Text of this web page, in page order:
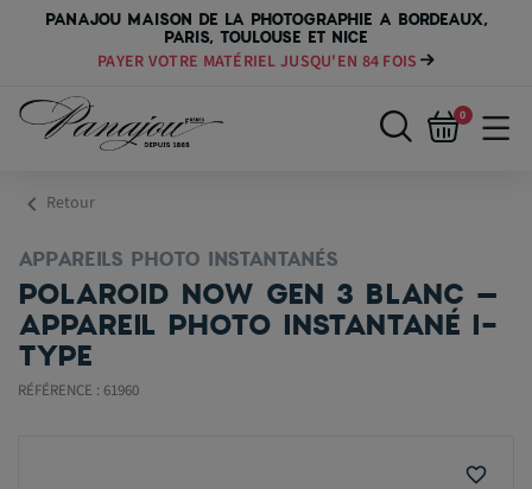
PANAJOU MAISON DE LA PHOTOGRAPHIE A BORDEAUX,
PARIS, TOULOUSE ET NICE
PAYER VOTRE MATÉRIEL JUSQU'EN 84 FOIS
0
chevron_left Retour
APPAREILS PHOTO INSTANTANÉS
POLAROID NOW GEN 3 BLANC –
APPAREIL PHOTO INSTANTANÉ I-
TYPE
RÉFÉRENCE : 61960
favorite_border